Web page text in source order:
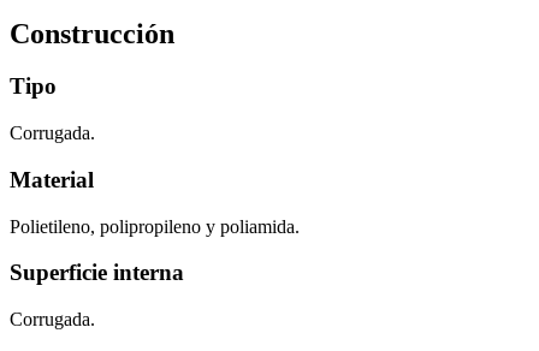
Construcción
Tipo
Corrugada.
Material
Polietileno, polipropileno y poliamida.
Superficie interna
Corrugada.